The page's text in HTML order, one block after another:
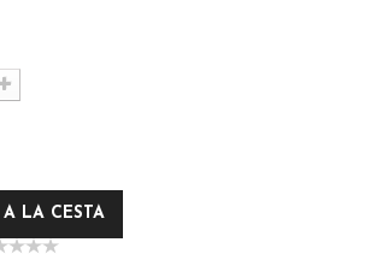
LA CESTA